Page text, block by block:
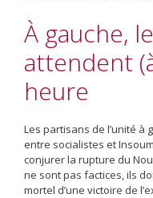
À gauche,
attendent
heure
Les partisans de l’unité à
entre socialistes et
conjurer la rupture du
ne sont pas factices, ils
mortel d’une victoire de